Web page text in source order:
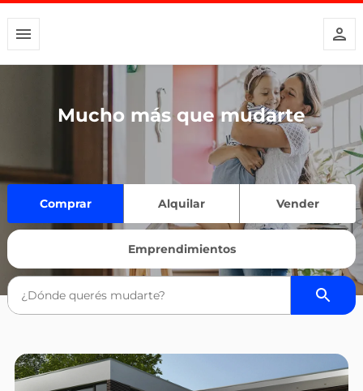
Mucho más que mudarte
Comprar Alquilar Vender
Emprendimientos